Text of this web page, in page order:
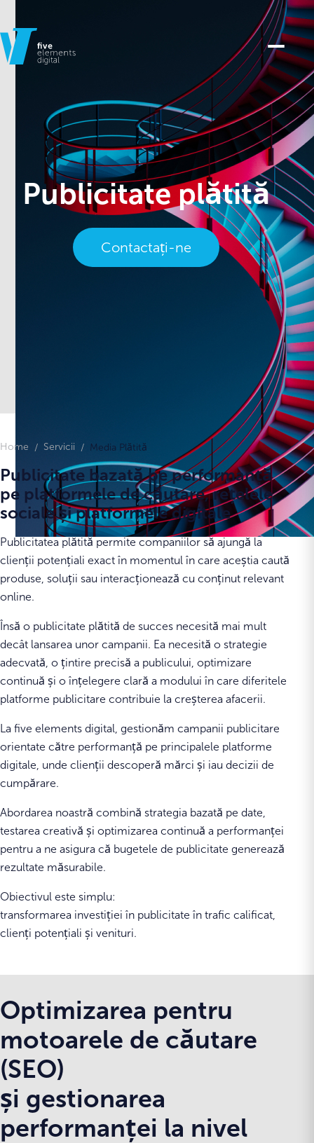
Publicitate plătită
Contactați-ne
Home Servicii Media Plătită
Publicitate bazată pe performanță
pe platformele de căutare, rețelele
sociale și platformele digitale
Publicitatea plătită permite companiilor să ajungă la
clienții potențiali exact în momentul în care aceștia caută
produse, soluții sau interacționează cu conținut relevant
online.
Însă o publicitate plătită de succes necesită mai mult
decât lansarea unor campanii. Ea necesită o strategie
adecvată, o țintire precisă a publicului, optimizare
continuă și o înțelegere clară a modului în care diferitele
platforme publicitare contribuie la creșterea afacerii.
La five elements digital, gestionăm campanii publicitare
orientate către performanță pe principalele platforme
digitale, unde clienții descoperă mărci și iau decizii de
cumpărare.
Abordarea noastră combină strategia bazată pe date,
testarea creativă și optimizarea continuă a performanței
pentru a ne asigura că bugetele de publicitate generează
rezultate măsurabile.
Obiectivul este simplu:
transformarea investiției în publicitate în trafic calificat,
clienți potențiali și venituri.
Optimizarea pentru
motoarele de căutare
(SEO)
și gestionarea
performanței la nivel